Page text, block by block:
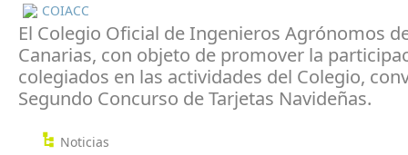
COIACC
El Colegio Oficial de Ingenieros Agrónomos
Canarias, con objeto de promover la
colegiados en las actividades del Colegio,
Segundo Concurso de Tarjetas Navideñas.
Noticias